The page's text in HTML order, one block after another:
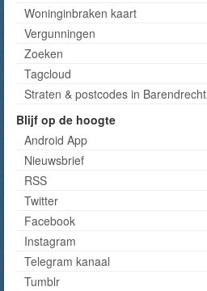
Woninginbraken kaart
Vergunningen
Zoeken
Tagcloud
Straten & postcodes in Barendrecht
Blijf op de hoogte
Android App
Nieuwsbrief
RSS
Twitter
Facebook
Instagram
Telegram kanaal
Tumblr